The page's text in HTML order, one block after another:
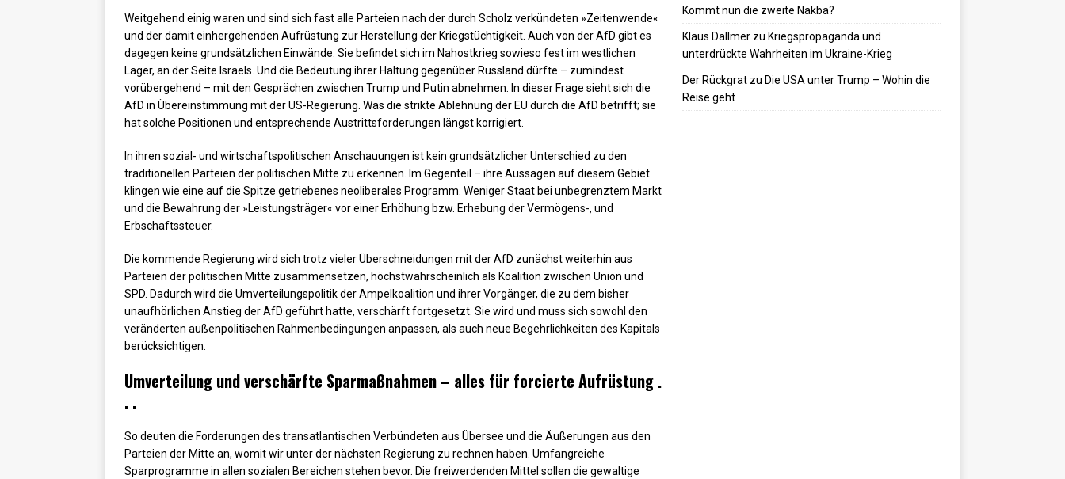
Weitgehend einig waren und sind sich fast alle Parteien nach der durch Scholz verkündeten »Zeitenwende«
und der damit einhergehenden Aufrüstung zur Herstellung der Kriegstüchtigkeit. Auch von der AfD gibt es
dagegen keine grundsätzlichen Einwände. Sie befindet sich im Nahostkrieg sowieso fest im westlichen
Lager, an der Seite Israels. Und die Bedeutung ihrer Haltung gegenüber Russland dürfte – zumindest
vorübergehend – mit den Gesprächen zwischen Trump und Putin abnehmen. In dieser Frage sieht sich die
AfD in Übereinstimmung mit der US-Regierung. Was die strikte Ablehnung der EU durch die AfD betrifft; sie
hat solche Positionen und entsprechende Austrittsforderungen längst korrigiert.
In ihren sozial- und wirtschaftspolitischen Anschauungen ist kein grundsätzlicher Unterschied zu den
traditionellen Parteien der politischen Mitte zu erkennen. Im Gegenteil – ihre Aussagen auf diesem Gebiet
klingen wie eine auf die Spitze getriebenes neoliberales Programm. Weniger Staat bei unbegrenztem Markt
und die Bewahrung der »Leistungsträger« vor einer Erhöhung bzw. Erhebung der Vermögens-, und
Erbschaftssteuer.
Die kommende Regierung wird sich trotz vieler Überschneidungen mit der AfD zunächst weiterhin aus
Parteien der politischen Mitte zusammensetzen, höchstwahrscheinlich als Koalition zwischen Union und
SPD. Dadurch wird die Umverteilungspolitik der Ampelkoalition und ihrer Vorgänger, die zu dem bisher
unaufhörlichen Anstieg der AfD geführt hatte, verschärft fortgesetzt. Sie wird und muss sich sowohl den
veränderten außenpolitischen Rahmenbedingungen anpassen, als auch neue Begehrlichkeiten des Kapitals
berücksichtigen.
Umverteilung und verschärfte Sparmaßnahmen – alles für forcierte Aufrüstung .
. .
So deuten die Forderungen des transatlantischen Verbündeten aus Übersee und die Äußerungen aus den
Parteien der Mitte an, womit wir unter der nächsten Regierung zu rechnen haben. Umfangreiche
Sparprogramme in allen sozialen Bereichen stehen bevor. Die freiwerdenden Mittel sollen die gewaltige
Kommt nun die zweite Nakba?
Klaus Dallmerzu Kriegspropaganda und
unterdrückte Wahrheiten im Ukraine-Krieg
Der Rückgratzu Die USA unter Trump – Wohin die
Reise geht